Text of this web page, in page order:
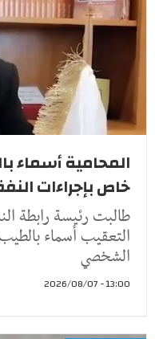
المحامية أسماء
خاص بإجراءات
طالبت رئيسة رابطة
التعقيب أسماء
الشخصي
13:00 - 2026/08/07